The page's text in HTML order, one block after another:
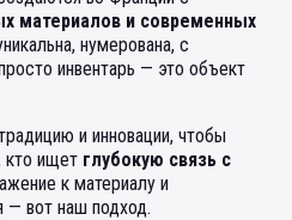
материалов и современных
нумерована, с
инвентарь — это объект
и инновации, чтобы
кто ищет глубокую связь с
к материалу и
— вот наш подход.